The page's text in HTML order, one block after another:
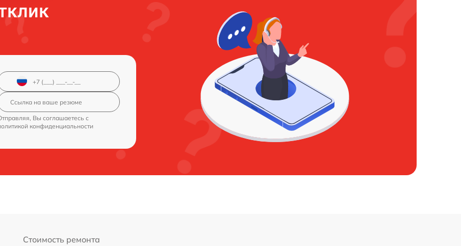
Вы соглашаетесь с
конфиденциальности
Стоимость ремонта